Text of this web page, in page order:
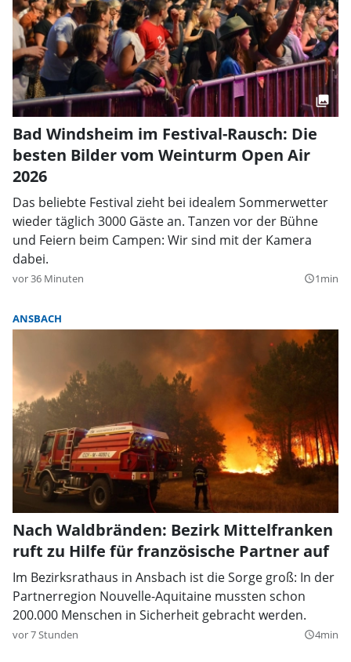
Bad Windsheim im Festival-Rausch: Die
besten Bilder vom Weinturm Open Air
2026
Das beliebte Festival zieht bei idealem Sommerwetter
wieder täglich 3000 Gäste an. Tanzen vor der Bühne
und Feiern beim Campen: Wir sind mit der Kamera
dabei.
vor 36 Minuten query_builder1min
ANSBACH
Nach Waldbränden: Bezirk Mittelfranken
ruft zu Hilfe für französische Partner auf
Im Bezirksrathaus in Ansbach ist die Sorge groß: In der
Partnerregion Nouvelle-Aquitaine mussten schon
200.000 Menschen in Sicherheit gebracht werden.
vor 7 Stunden query_builder4min